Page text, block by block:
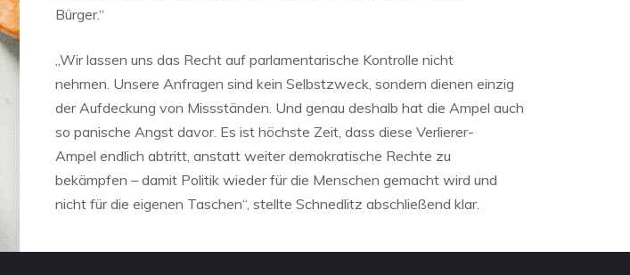
Bürger.“
„Wir lassen uns das Recht auf parlamentarische Kontrolle nicht
nehmen. Unsere Anfragen sind kein Selbstzweck, sondern dienen einzig
der Aufdeckung von Missständen. Und genau deshalb hat die Ampel auch
so panische Angst davor. Es ist höchste Zeit, dass diese Verlierer-
Ampel endlich abtritt, anstatt weiter demokratische Rechte zu
bekämpfen – damit Politik wieder für die Menschen gemacht wird und
nicht für die eigenen Taschen“, stellte Schnedlitz abschließend klar.